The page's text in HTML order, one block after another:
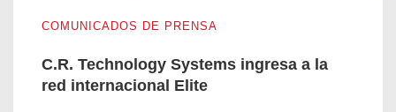
COMUNICADOS DE PRENSA
C.R. Technology Systems ingresa a la
red internacional Elite